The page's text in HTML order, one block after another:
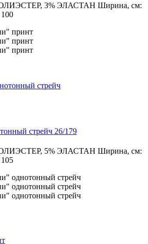
3% ЭЛАСТАН Ширина, см:
100
стрейч 26/179
5% ЭЛАСТАН Ширина, см:
105